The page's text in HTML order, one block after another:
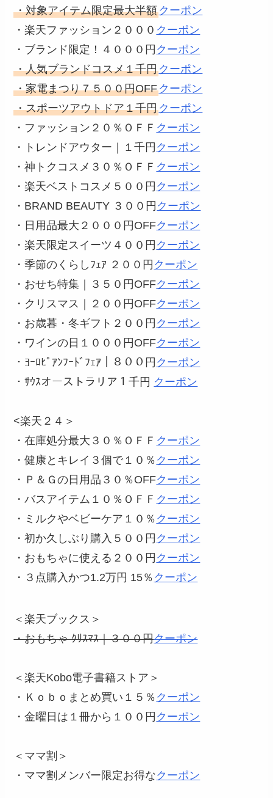
・対象アイテム限定最大半額クーポン
・楽天ファッション２０００ クーポン
・ブランド限定！４０００円 クーポン
・人気ブランドコスメ１千円クーポン
・家電まつり７５００円OFFクーポン
・スポーツアウトドア１千円クーポン
・ファッション２０％ＯＦＦ クーポン
・トレンドアウター｜１千円 クーポン
・神トクコスメ３０％ＯＦＦ クーポン
・楽天ベストコスメ５００円 クーポン
・BRAND BEAUTY ３００円 クーポン
・日用品最大２０００円OFFクーポン
・楽天限定スイーツ４００円 クーポン
・季節のくらしﾌｪｱ ２００円 クーポン
・おせち特集｜３５０円OFFクーポン
・クリスマス｜２００円OFFクーポン
・お歳暮・冬ギフト２００円 クーポン
・ワインの日１０００円OFFクーポン
・ﾖｰﾛﾋﾟｱﾝﾌｰﾄﾞﾌｪｱ｜８００円 クーポン
・ｻｳｽオーストラリア１千円 クーポン
<楽天２４＞
・在庫処分最大３０％ＯＦＦ クーポン
・健康とキレイ３個で１０％ クーポン
・Ｐ＆Ｇの日用品３０％OFFクーポン
・バスアイテム１０％ＯＦＦ クーポン
・ミルクやベビーケア１０％ クーポン
・初か久しぶり購入５００円 クーポン
・おもちゃに使える２００円 クーポン
・３点購入かつ1.2万円 15％ クーポン
＜楽天ブックス＞
・おもちゃ ｸﾘｽﾏｽ｜３００円クーポン
＜楽天Kobo電子書籍ストア＞
・Ｋｏｂｏまとめ買い１５％ クーポン
・金曜日は１冊から１００円 クーポン
＜ママ割＞
・ママ割メンバー限定お得なクーポン